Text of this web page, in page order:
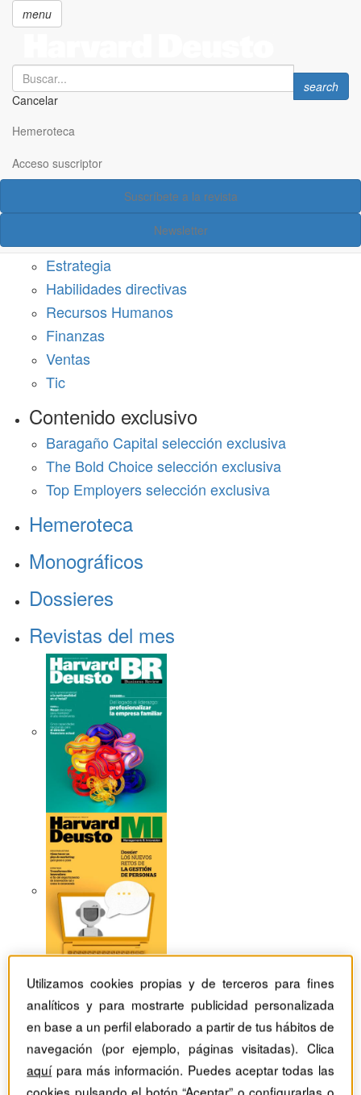
principal
menu
Search
Cancelar
Search
search
Hemeroteca
Acceso suscriptor
Suscríbete a la revista
Newsletter
Acceso suscriptor
Estrategia
Habilidades directivas
Recursos Humanos
Finanzas
Ventas
Tic
Contenido exclusivo
Baragaño Capital selección exclusiva
The Bold Choice selección exclusiva
Top Employers selección exclusiva
Hemeroteca
Monográficos
Dossieres
Revistas del mes
Revistas Harvard Deusto
Recursos humanos
Entrevista a Francesca Gino: En busca del “talento
rebelde”
Utilizamos cookies propias y de terceros para fines
analíticos y para mostrarte publicidad personalizada
en base a un perfil elaborado a partir de tus hábitos de
navegación (por ejemplo, páginas visitadas). Clica
aquípara más información. Puedes aceptar todas las